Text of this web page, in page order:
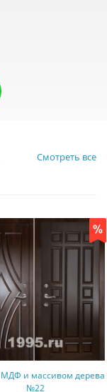
Смотреть все
Дверь с МДФ с